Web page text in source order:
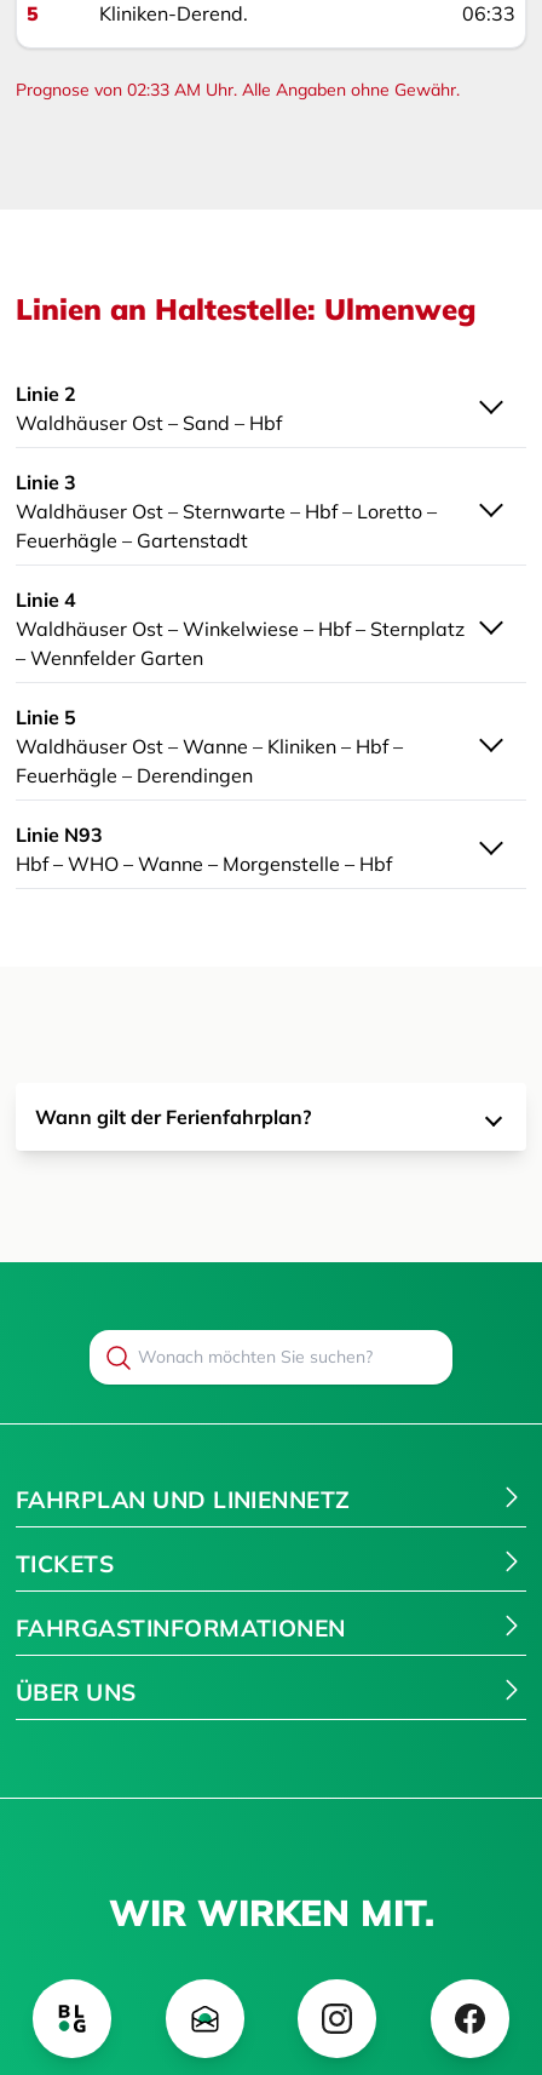
5 Kliniken-Derend. 06:33
Prognose von 02:33 AM Uhr. Alle Angaben ohne Gewähr.
Linien an Haltestelle: Ulmenweg
Linie 2
Waldhäuser Ost – Sand – Hbf
Linie 3
Waldhäuser Ost – Sternwarte – Hbf – Loretto –
Feuerhägle – Gartenstadt
Linie 4
Waldhäuser Ost – Winkelwiese – Hbf – Sternplatz
– Wennfelder Garten
Linie 5
Waldhäuser Ost – Wanne – Kliniken – Hbf –
Feuerhägle – Derendingen
Linie N93
Hbf – WHO – Wanne – Morgenstelle – Hbf
Wann gilt der Ferienfahrplan?
Search
FAHRPLAN UND LINIENNETZ
TICKETS
FAHRGASTINFORMATIONEN
ÜBER UNS
WIR WIRKEN MIT.